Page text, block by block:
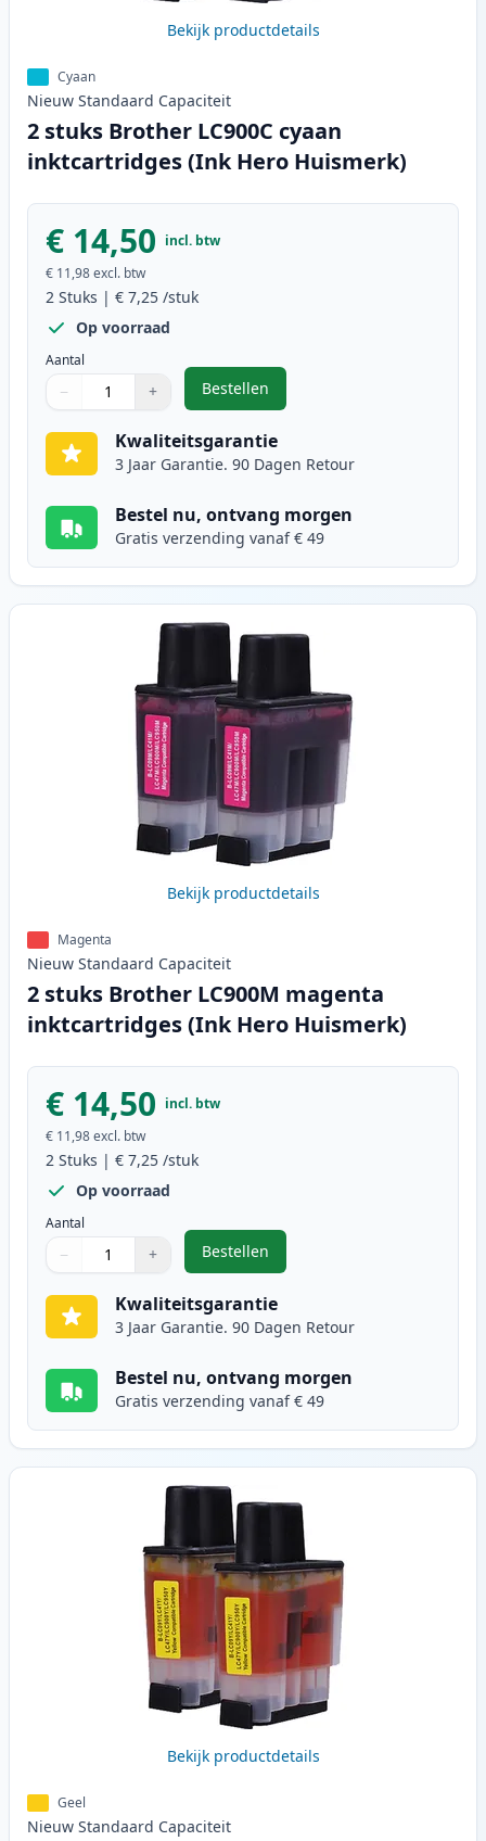
Bekijk productdetails
Cyaan
Nieuw Standaard Capaciteit
2 stuks Brother LC900C cyaan
inktcartridges (Ink Hero Huismerk)
€ 14,50 incl. btw
€ 11,98excl. btw
2 Stuks | € 7,25 /stuk
Op voorraad
Aantal
Gebruik de knoppen om aan te passen
− +
1
Bestellen
,2 stuks Brother LC900C cyaan
Kwaliteitsgarantie
3 Jaar Garantie. 90 Dagen Retour
Bestel nu, ontvang morgen
Gratis verzending vanaf € 49
Bekijk productdetails
Magenta
Nieuw Standaard Capaciteit
2 stuks Brother LC900M magenta
inktcartridges (Ink Hero Huismerk)
€ 14,50 incl. btw
€ 11,98excl. btw
2 Stuks | € 7,25 /stuk
Op voorraad
Aantal
Gebruik de knoppen om aan te passen
− +
1
Bestellen
,2 stuks Brother LC900M
Kwaliteitsgarantie
3 Jaar Garantie. 90 Dagen Retour
Bestel nu, ontvang morgen
Gratis verzending vanaf € 49
Bekijk productdetails
Geel
Nieuw Standaard Capaciteit